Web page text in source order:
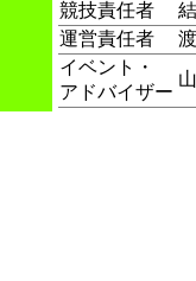
競技責任者
運営責任者
イベント・
アドバイザー